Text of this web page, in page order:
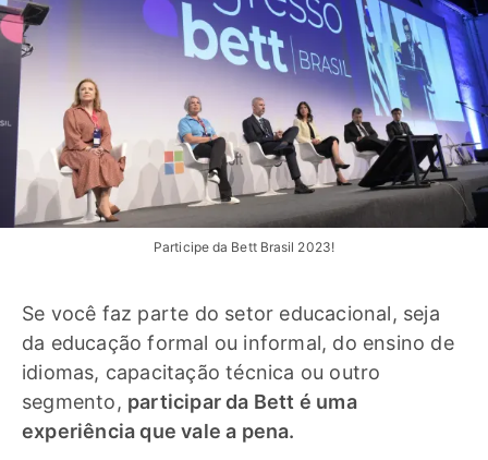
Participe da Bett Brasil 2023!
Se você faz parte do setor educacional, seja
da educação formal ou informal, do ensino de
idiomas, capacitação técnica ou outro
segmento, participar da Bett é uma
experiência que vale a pena.